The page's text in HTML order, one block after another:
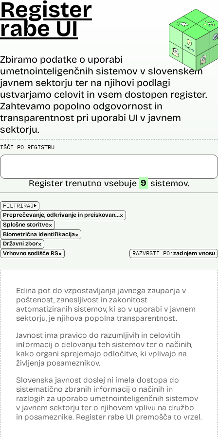
Register
rabe UI
Zbiramo podatke o uporabi
umetnointeligenčnih sistemov v slovenskem
javnem sektorju ter na njihovi podlagi
ustvarjamo celovit in vsem dostopen register.
Zahtevamo popolno odgovornost in
transparentnost pri uporabi UI v javnem
sektorju.
IŠČI PO REGISTRU
FILTRIRAJ
Preprečevanje, odkrivanje in preiskovanje kaznivih dejanj×
Splošne storitve×
Biometrična identifikacija×
Državni zbor×
Vrhovno sodišče RS×
Register trenutno vsebuje 9 sistemov.
RAZVRSTI PO:zadnjem vnosu
Edina pot do vzpostavljanja javnega zaupanja v
poštenost, zanesljivost in zakonitost
avtomatiziranih sistemov, ki so v uporabi v javnem
sektorju, je njihova popolna transparentnost.
Javnost ima pravico do razumljivih in celovitih
informacij o delovanju teh sistemov ter o načinih,
kako organi sprejemajo odločitve, ki vplivajo na
življenja posameznikov.
Slovenska javnost doslej ni imela dostopa do
sistematično zbranih informacij o načinih in
razlogih za uporabo umetnointeligenčnih sistemov
v javnem sektorju ter o njihovem vplivu na družbo
in posameznike. Register rabe UI premošča to vrzel.